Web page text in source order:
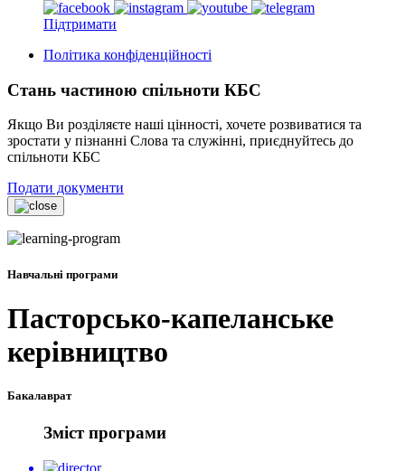
Підтримати
Політика конфіденційності
Стань частиною спільноти КБС
Якщо Ви розділяєте наші цінності, хочете розвиватися та
зростати у пізнанні Слова та служінні, приєднуйтесь до
спільноти КБС
Подати документи
Навчальні програми
Пасторсько-капеланське
керівництво
Бакалаврат
Зміст програми